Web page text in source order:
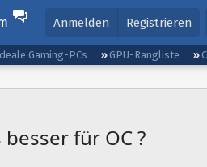
Anmelden Registrieren
Gaming-PCs GPU-Rangliste
für OC ?